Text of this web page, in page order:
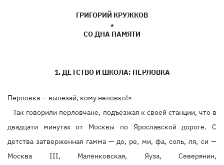
ГРИГОРИЙ КРУЖКОВ
*
СО ДНА ПАМЯТИ
1. ДЕТСТВО И ШКОЛА: ПЕРЛОВКА
Перловка — вылезай, кому неловко!»
Так говорили перловчане, подъезжая к своей станции, что в
двадцати минутах от Москвы по Ярославской дороге. С
детства затверженная гамма — до, ре, ми, фа, соль, ля, си —
Москва III, Маленковская, Яуза, Северянин,